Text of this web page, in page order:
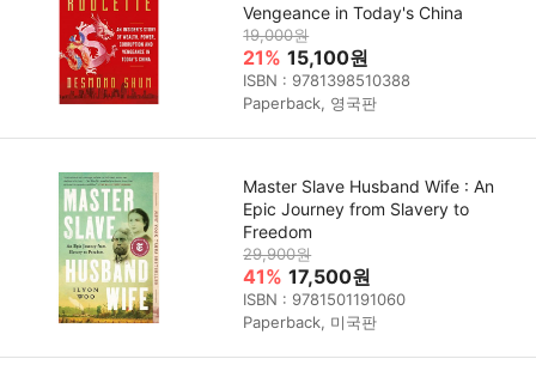
Vengeance in Today's China
19,000원
21% 15,100원
ISBN : 9781398510388
Paperback, 영국판
Master Slave Husband Wife : An
Epic Journey from Slavery to
Freedom
29,900원
41% 17,500원
ISBN : 9781501191060
Paperback, 미국판